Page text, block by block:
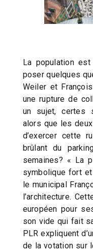
La population
poser quelques
Weiler et
une rupture de
un sujet, certes
alors que les
d’exercer cette
brûlant du
semaines? « La
symbolique fort
le municipal
l’architecture.
européen pour
son vide qui fait
PLR expliquent
de la votation sur